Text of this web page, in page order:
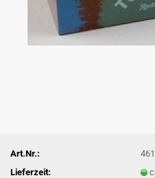
Art.Nr.:
Lieferzeit: